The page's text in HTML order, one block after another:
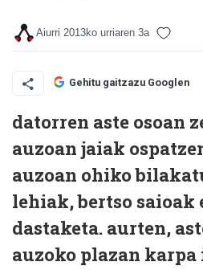
Aiurri 2013ko urriaren 3a
Gehitu gaitzazu Googlen
datorren aste osoan
auzoan jaiak
auzoan ohiko
lehiak, bertso saioak
dastaketa. aurten,
auzoko plazan